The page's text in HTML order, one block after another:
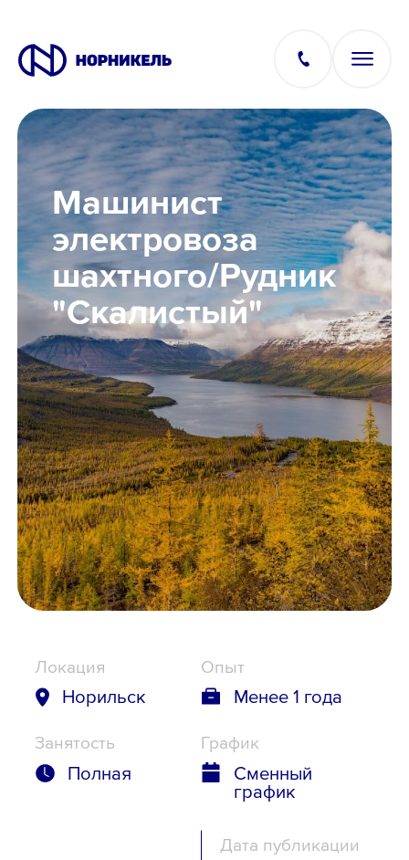
Вакансии
Производство
Офис
IT
Студентам
Школьникам
Локации
8 800 700-19-43
Машинист
электровоза
шахтного/Рудник
"Скалистый"
Локация
Норильск
Опыт
Менее 1 года
Занятость
Полная
График
Сменный
график
Дата публикации